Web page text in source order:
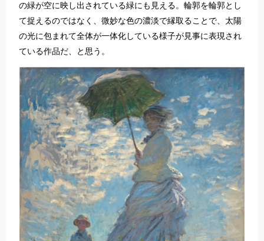
の緑が空に映し出されている緑にも見える。輪郭を輪郭とし
て捉えるのではなく、微妙な色の濃淡で縁取ることで、太陽
の光に包まれて全体が一体化している様子が見事に表現され
ている作品だ、と思う。